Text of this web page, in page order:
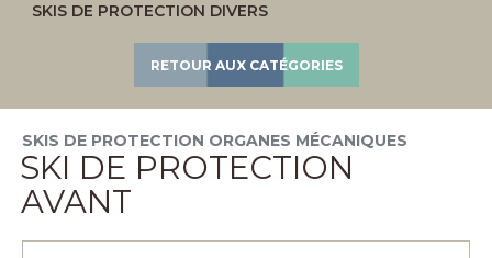
SKIS DE PROTECTION DIVERS
RETOUR AUX CATÉGORIES
SKIS DE PROTECTION ORGANES MÉCANIQUES
SKI DE PROTECTION
AVANT